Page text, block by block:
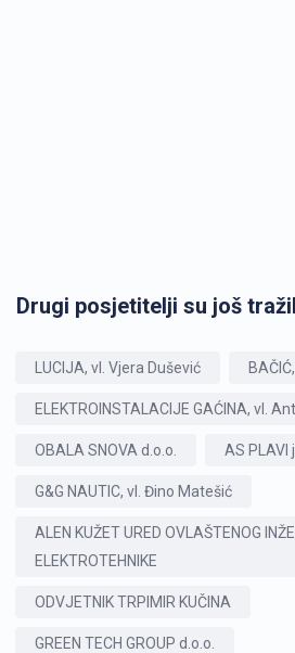
Drugi posjetitelji su još
LUCIJA, vl. Vjera Dušević
ELEKTROINSTALACIJE GAĆINA, vl.
OBALA SNOVA d.o.o. AS PLAVI
G&G NAUTIC, vl. Đino Matešić
ALEN KUŽET URED OVLAŠTENOG
ELEKTROTEHNIKE
ODVJETNIK TRPIMIR KUČINA
GREEN TECH GROUP d.o.o.